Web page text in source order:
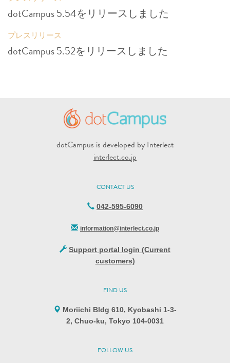
dotCampus 5.54をリリースしました
プレスリリース
dotCampus 5.52をリリースしました
dotCampus is developed by Interlect
interlect.co.jp
CONTACT US
042-595-6090
information@interlect.co.jp
Support portal login (Current
customers)
FIND US
Moriichi Bldg 610, Kyobashi 1-3-
2, Chuo-ku, Tokyo 104-0031
FOLLOW US